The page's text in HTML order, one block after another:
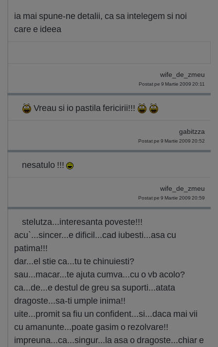
ia mai spune-ne detalii, ca sa intelegem si noi
care e ideea
wife_de_zmeu
Postat pe 9 Martie 2009 20:11
Vreau si io pastila fericirii!!!
gabitzza
Postat pe 9 Martie 2009 20:52
nesatulo !!!
wife_de_zmeu
Postat pe 9 Martie 2009 20:59
stelutza...interesanta poveste!!!
acu`...sincer...e dificil...cad iubesti...asa cu
patima!!!
dar...el stie ca...tu te chinuiesti?
sau...macar...te ajuta cumva...cu o vb acolo?
ca...de...e destul de greu sa suporti...atata
dragoste...sa-ti umple inima!!
uite...promit sa fiu un confident...si...daca mai vii
cu amanunte...poate gasim o rezolvare!!
impreuna...ca...singur...la asa o dragoste...chiar e